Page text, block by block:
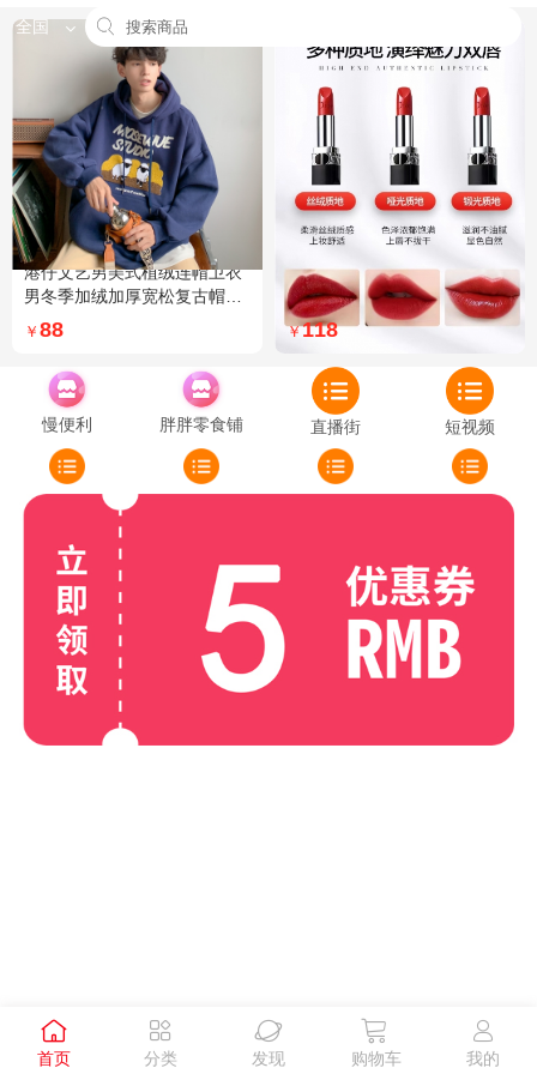
全国
港仔文艺男美式植绒连帽卫衣
男冬季加绒加厚宽松复古帽衫
外套 XXL 加绒 5XL 灰色加绒
￥ 88
Dior迪奥全新烈艳蓝金口红品
牌授权经典藤格纹饰带丝绒质
地999色号传奇红唇哑光 哑光
￥118
慢便利 胖胖零食铺 直播街 短视频

首页

分类

发现

购物车

我的